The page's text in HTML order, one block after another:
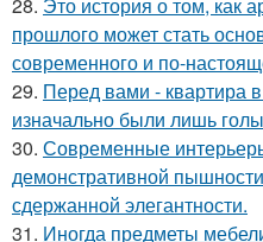
28. Это история о том, как
прошлого может стать
современного и по-
29. Перед вами - квартира
изначально были лишь
30. Современные
демонстративной
сдержанной элегантности.
31. Иногда предметы